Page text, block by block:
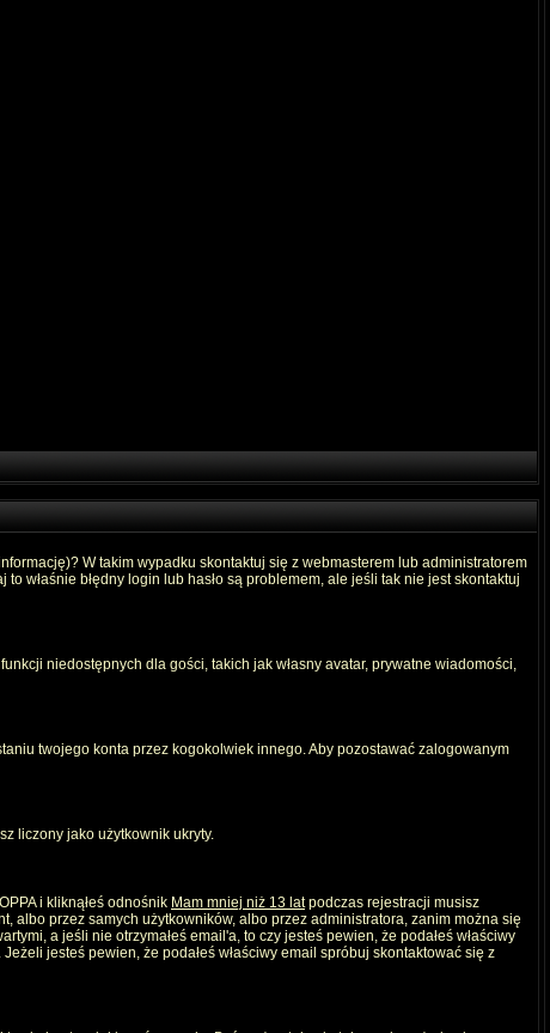
W takim wypadku skontaktuj się z webmasterem lub administratorem
właśnie błędny login lub hasło są problemem, ale jeśli tak nie jest skontaktuj
niedostępnych dla gości, takich jak własny avatar, prywatne wiadomości,
twojego konta przez kogokolwiek innego. Aby pozostawać zalogowanym
liczony jako użytkownik ukryty.
i kliknąłeś odnośnik Mam mniej niż 13 latpodczas rejestracji musisz
albo przez samych użytkowników, albo przez administratora, zanim można się
a jeśli nie otrzymałeś email'a, to czy jesteś pewien, że podałeś właściwy
jesteś pewien, że podałeś właściwy email spróbuj skontaktować się z